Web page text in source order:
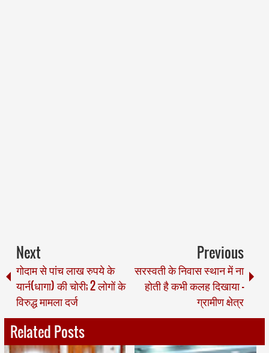
Next
गोदाम से पांच लाख रुपये के
यार्न(धागा) की चोरी; 2 लोगों के
विरुद्ध मामला दर्ज
Previous
सरस्वती के निवास स्थान में ना
होती है कभी कलह दिखाया -
ग्रामीण क्षेत्र
Related Posts